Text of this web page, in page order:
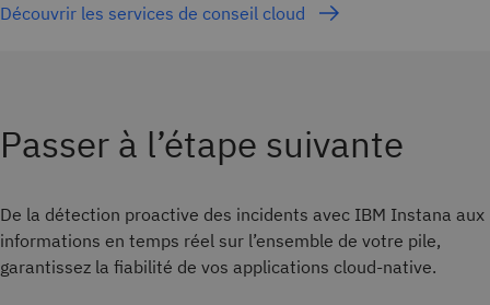
Découvrir les services de conseil cloud
Passer à l’étape suivante
De la détection proactive des incidents avec IBM Instana aux
informations en temps réel sur l’ensemble de votre pile,
garantissez la fiabilité de vos applications cloud-native.